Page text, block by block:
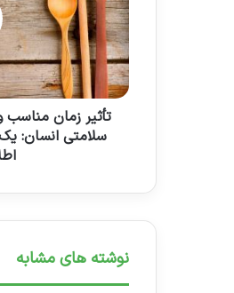
تأثیر زمان
سلامتی انسان:
نوشته های مشابه